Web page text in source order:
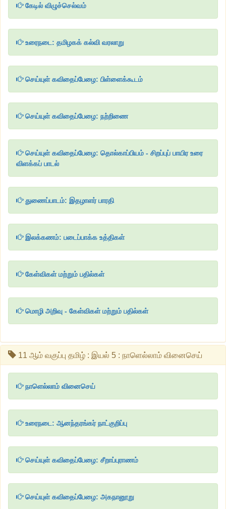
கேடில் விழுச்செல்வம்
உரைநடை: தமிழகக் கல்வி வரலாறு
செய்யுள் கவிதைப்பேழை: பிள்ளைக்கூடம்
செய்யுள் கவிதைப்பேழை: நற்றிணை
செய்யுள் கவிதைப்பேழை: தொல்காப்பியம் - சிறப்புப் பாயிர உரை
விளக்கப் பாடல்
துணைப்பாடம்: இதழாளர் பாரதி
இலக்கணம்: படைப்பாக்க உத்திகள்
கேள்விகள் மற்றும் பதில்கள்
மொழி அறிவு - கேள்விகள் மற்றும் பதில்கள்
11 ஆம் வகுப்பு தமிழ் : இயல் 5 : நாளெல்லாம் வினைசெய்
நாளெல்லாம் வினைசெய்
உரைநடை: ஆனந்தரங்கர் நாட்குறிப்பு
செய்யுள் கவிதைப்பேழை: சீறாப்புராணம்
செய்யுள் கவிதைப்பேழை: அகநானூறு